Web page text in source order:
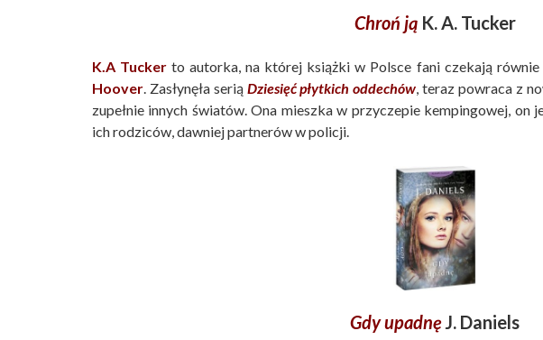
Chroń jąK. A. Tucker
K.A Tucker to autorka, na której książki w Polsce fani czekają
Hoover. Zasłynęła serią Dziesięć płytkich oddechów, teraz powraca z
zupełnie innych światów. Ona mieszka w przyczepie kempingowej, on
ich rodziców, dawniej partnerów w policji.
Gdy upadnęJ. Daniels